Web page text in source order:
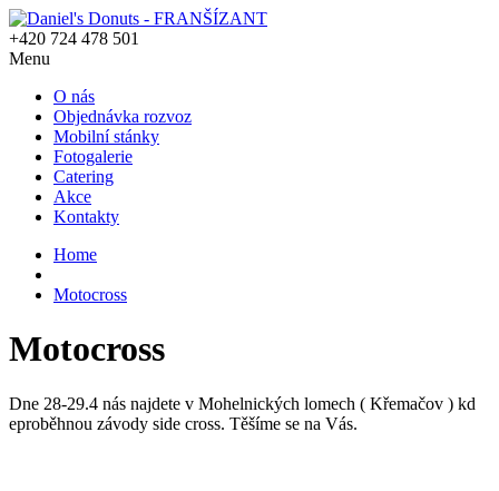
+420 724 478 501
Menu
O nás
Objednávka rozvoz
Mobilní stánky
Fotogalerie
Catering
Akce
Kontakty
Home
Motocross
Motocross
Dne 28-29.4 nás najdete v Mohelnických lomech ( Křemačov ) kd
eproběhnou závody side cross. Těšíme se na Vás.